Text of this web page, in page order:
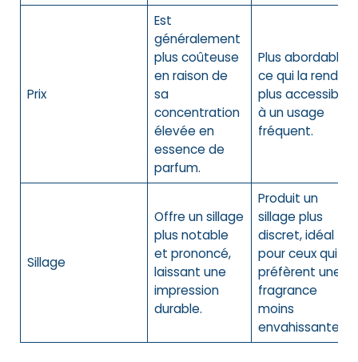
Prix
Est
généralement
plus coûteuse
en raison de
sa
concentration
élevée en
essence de
parfum.
Plus abordable,
ce qui la rend
plus accessible
à un usage
fréquent.
Sillage
Offre un sillage
plus notable
et prononcé,
laissant une
impression
durable.
Produit un
sillage plus
discret, idéal
pour ceux qui
préfèrent une
fragrance
moins
envahissante.